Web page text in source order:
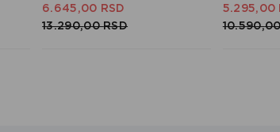
6.645,00 RSD
13.290,00 RSD
5.295,00
10.590,